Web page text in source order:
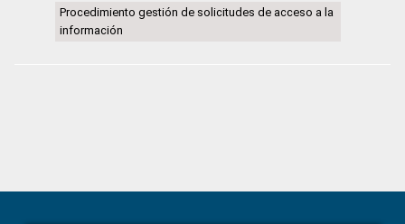
Procedimiento gestión de solicitudes de acceso a la
información